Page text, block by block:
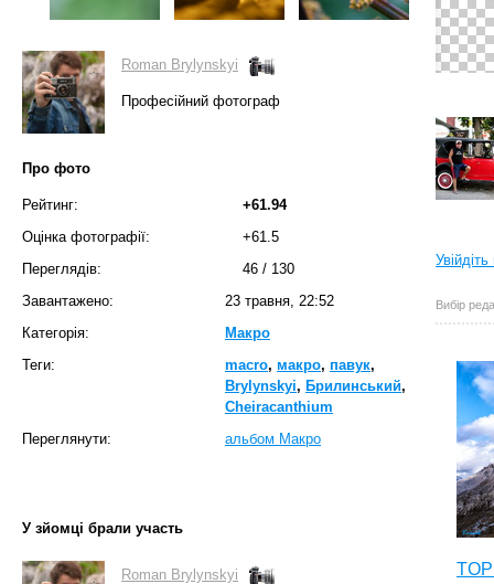
Roman Brylynskyi
Професійний фотограф
Про фото
Рейтинг:
+61.94
Оцінка фотографії:
+61.5
Переглядів:
46 / 130
Завантажено:
23 травня, 22:52
Категорія:
Макро
Теги:
macro, макро, павук,
Brylynskyi, Брилинський,
Cheiracanthium
Переглянути:
альбом Макро
У зйомці брали участь
Roman Brylynskyi
Вибір